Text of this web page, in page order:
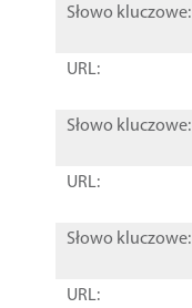
Słowo kluczowe:
URL:
Słowo kluczowe:
URL:
Słowo kluczowe:
URL: